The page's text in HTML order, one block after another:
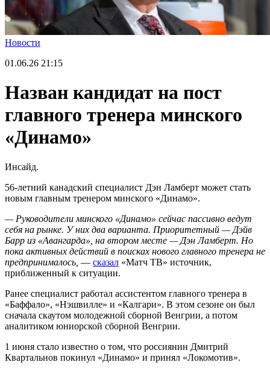
Новости
01.06.26 21:15
Назван кандидат на пост
главного тренера минского
«Динамо»
Инсайд.
56-летний канадский специалист Дэн Ламберт может стать
новым главным тренером минского «Динамо».
— Руководители минского «Динамо» сейчас пассивно ведут
себя на рынке. У них два варианта. Приоритетный — Дэйв
Барр из «Авангарда», на втором месте — Дэн Ламберт. Но
пока активных действий в поисках нового главного тренера не
предпринималось, — сказал «Матч ТВ» источник,
приближенный к ситуации.
Ранее специалист работал ассистентом главного тренера в
«Баффало», «Нэшвилле» и «Калгари». В этом сезоне он был
сначала скаутом молодежной сборной Венгрии, а потом
аналитиком юниорской сборной Венгрии.
1 июня стало известно о том, что россиянин Дмитрий
Квартальнов покинул «Динамо» и принял «Локомотив».